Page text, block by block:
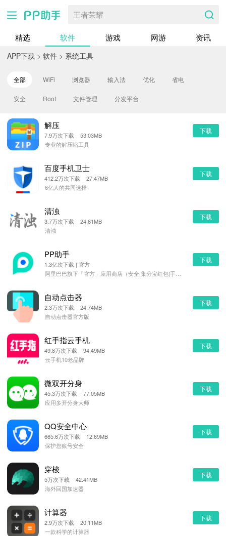
王者荣耀
精选 软件 游戏 网游 资讯
APP下载 > 软件 > 系统工具
全部 WiFi 浏览器 输入法 优化 省电
安全 Root 文件管理 分发平台
解压
7.9万次下载 53.03MB
专业的解压缩工具
下载
百度手机卫士
412.2万次下载 27.47MB
6亿人的共同选择
下载
清浊
3.7万次下载 24.61MB
清浊
下载
PP助手
1.3亿次下载 | 官方
下载
自动点击器
2.3万次下载 24.74MB
自动点击器官方版
下载
红手指云手机
49.8万次下载 94.49MB
云手机10老品牌
下载
微双开分身
45.3万次下载 77.05MB
应用多开分身大师
下载
QQ安全中心
665.6万次下载 12.69MB
保护您账号安全
下载
穿梭
5万次下载 42.41MB
海外回国加速器
下载
计算器
2.9万次下载 20.11MB
一款科学的计算器
下载